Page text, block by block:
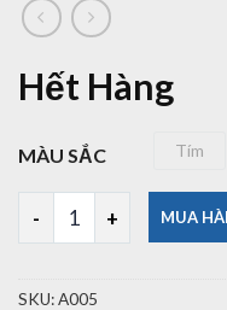
Hết Hàng
MÀU SẮC Tím
Tím
Phao Ôm Tay Yingfa
MUA
SKU:A005